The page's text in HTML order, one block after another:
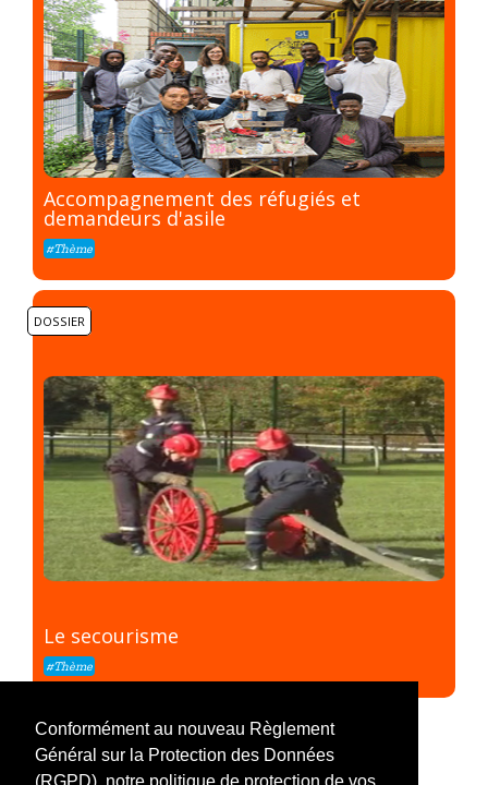
Conformément au nouveau Règlement
Général sur la Protection des Données
Accompagnement des réfugiés et
demandeurs d'asile
#Thème
DOSSIER
Le secourisme
#Thème